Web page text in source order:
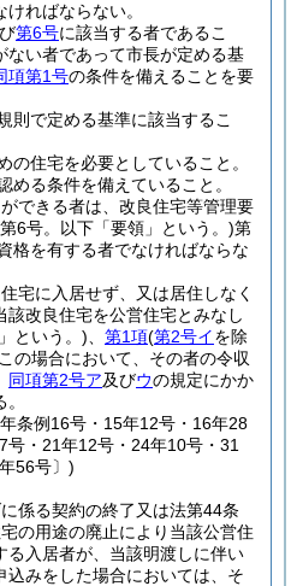
ればならない。
第6号に該当する者であるこ
ない者であって市長が定める基
項第1号の条件を備えることを要
則で定める基準に該当するこ
の住宅を必要としていること。
める条件を備えていること。
できる者は、改良住宅等管理要
6号。以下「要領」という。)第
格を有する者でなければならな
宅に入居せず、又は居住しなく
該改良住宅を公営住宅とみなし
という。) 第1項(第2号イを除
この場合において、その者の令収
同項第2号ア及びウの規定にかか
条例16号・15年12号・16年28
号・21年12号・24年10号・31
56号〕)
係る契約の終了又は法第44条
の用途の廃止により当該公営住
る入居者が、当該明渡しに伴い
込みをした場合においては、そ